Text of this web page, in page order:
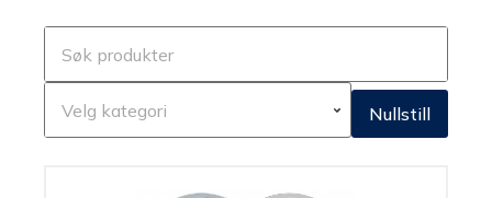
Nullstill